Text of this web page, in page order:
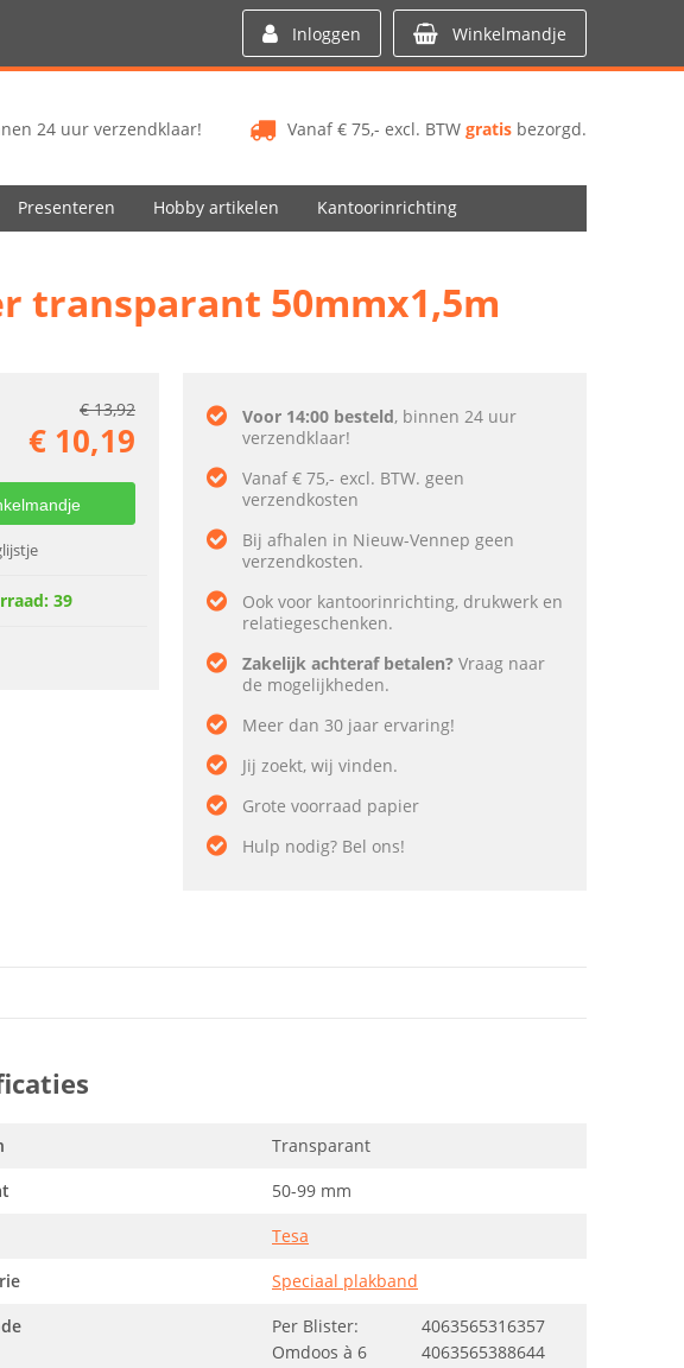
Inloggen Winkelmandje
Vanaf € 75,- excl. BTW gratis bezorgd.
24 uur verzendklaar!
Presenteren Hobby artikelen Kantoorinrichting
transparant 50mmx1,5m
€13,92
€ 10,19
39
Voor 14:00 besteld, binnen 24 uur
verzendklaar!
Vanaf € 75,- excl. BTW. geen
verzendkosten
Bij afhalen in Nieuw-Vennep geen
verzendkosten.
Ook voor kantoorinrichting, drukwerk en
relatiegeschenken.
Zakelijk achteraf betalen? Vraag naar
de mogelijkheden.
Meer dan 30 jaar ervaring!
Jij zoekt, wij vinden.
Grote voorraad papier
Hulp nodig? Bel ons!
Transparant
50-99 mm
Tesa
Speciaal plakband
Per Blister:
4063565316357
Omdoos à 6
4063565388644